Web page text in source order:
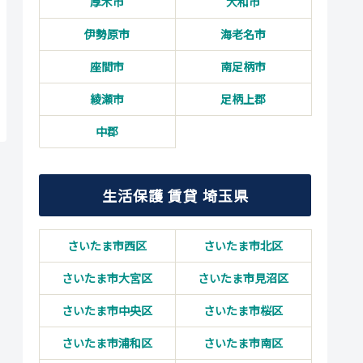
伊勢原市
海老名市
座間市
南足柄市
綾瀬市
足柄上郡
中郡
生活保護 賃貸 埼玉県
さいたま市西区
さいたま市北区
さいたま市大宮区
さいたま市見沼区
さいたま市中央区
さいたま市桜区
さいたま市浦和区
さいたま市南区